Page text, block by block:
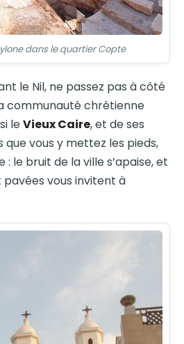
dans le quartier Copte
le Nil, ne passez pas à côté
communauté chrétienne
leVieux Caire, et de ses
que vous y mettez les pieds,
le bruit de la ville s’apaise, et
vous invitent à